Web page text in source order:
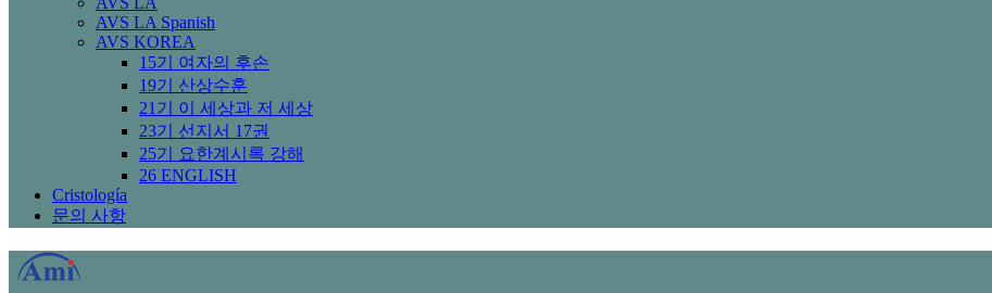
AVS LA Spanish
AVS KOREA
15기 여자의 후손
19기 산상수훈
21기 이 세상과 저 세상
23기 선지서 17권
25기 요한계시록 강해
26 ENGLISH
Cristología
문의 사항